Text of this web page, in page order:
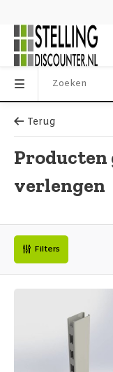
Terug
Producten
verlengen
Filters